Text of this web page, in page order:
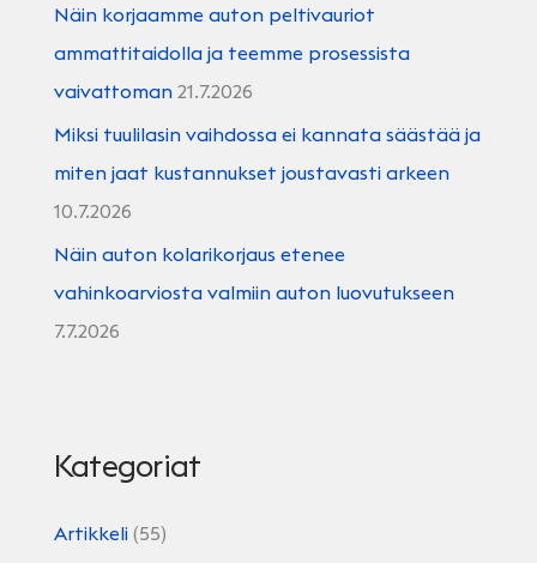
Näin korjaamme auton peltivauriot
ammattitaidolla ja teemme prosessista
vaivattoman 21.7.2026
Miksi tuulilasin vaihdossa ei kannata säästää ja
miten jaat kustannukset joustavasti arkeen
10.7.2026
Näin auton kolarikorjaus etenee
vahinkoarviosta valmiin auton luovutukseen
7.7.2026
Kategoriat
Artikkeli (55)